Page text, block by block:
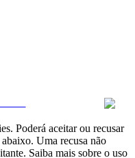
Poderá aceitar ou recusar
Uma recusa não
Saiba mais sobre o uso